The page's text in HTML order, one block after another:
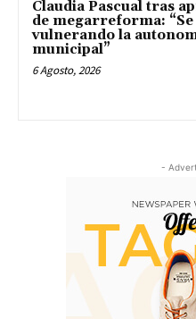
Claudia Pascual tras
de megarreforma:
vulnerando la
municipal”
6 Agosto, 2026
-